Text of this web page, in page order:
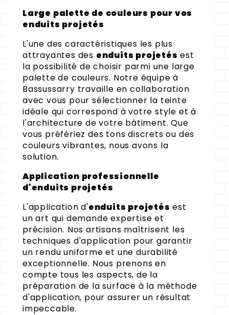
Large palette de couleurs pour vos
enduits projetés
L'une des caractéristiques les plus
attrayantes des enduits projetés est
la possibilité de choisir parmi une large
palette de couleurs. Notre équipe à
Bassussarry travaille en collaboration
avec vous pour sélectionner la teinte
idéale qui correspond à votre style et à
l'architecture de votre bâtiment. Que
vous préfériez des tons discrets ou des
couleurs vibrantes, nous avons la
solution.
Application professionnelle
d'enduits projetés
L'application d'enduits projetés est
un art qui demande expertise et
précision. Nos artisans maîtrisent les
techniques d'application pour garantir
un rendu uniforme et une durabilité
exceptionnelle. Nous prenons en
compte tous les aspects, de la
préparation de la surface à la méthode
d'application, pour assurer un résultat
impeccable.